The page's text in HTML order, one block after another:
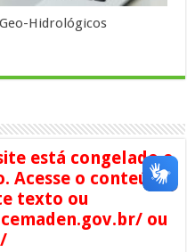
Hidrológicos
está congelado e
Acesse o conteúdo
texto ou
ou